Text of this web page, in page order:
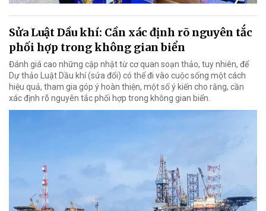
Sửa Luật Dầu khí: Cần xác định rõ nguyên tắc
phối hợp trong không gian biển
Đánh giá cao những cập nhật từ cơ quan soạn thảo, tuy nhiên, để
Dự thảo Luật Dầu khí (sửa đổi) có thể đi vào cuộc sống một cách
hiệu quả, tham gia góp ý hoàn thiện, một số ý kiến cho rằng, cần
xác định rõ nguyên tắc phối hợp trong không gian biển.